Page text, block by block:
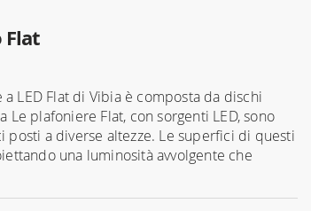
Flat
LED Flat di Vibia è composta da dischi
plafoniere Flat, con sorgenti LED, sono
a diverse altezze. Le superfici di questi
una luminosità avvolgente che